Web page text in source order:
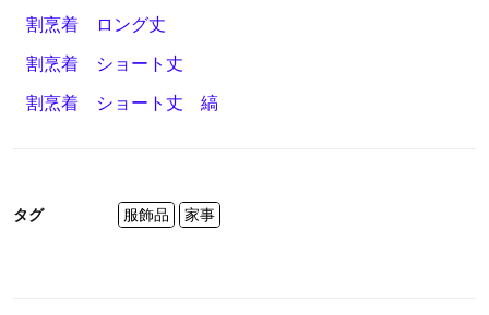
割烹着 ロング丈
割烹着 ショート丈
割烹着 ショート丈 縞
タグ 服飾品 家事